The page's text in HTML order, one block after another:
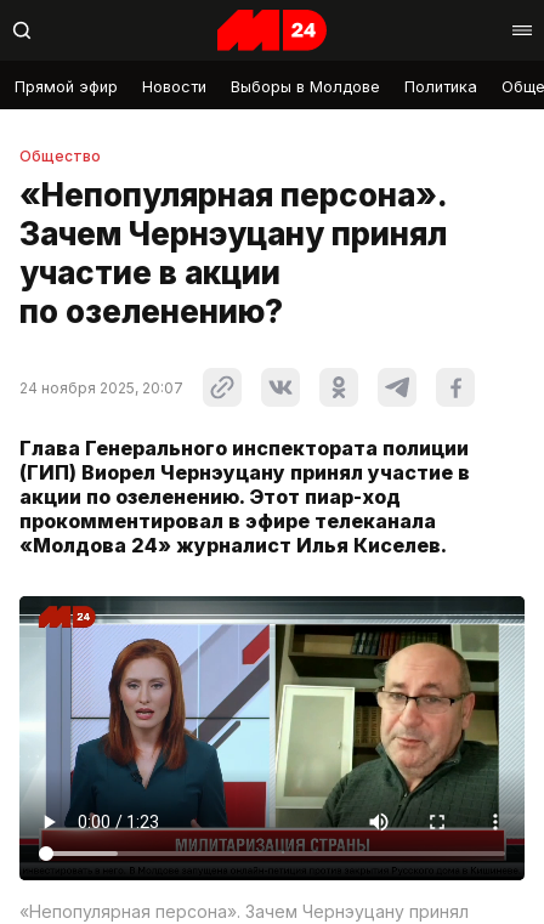
Прямой эфир Новости Выборы в Молдове Политика
Общество
«Непопулярная персона».
Зачем Чернэуцану принял
участие в акции
по озеленению?
24 ноября 2025, 20:07
Глава Генерального инспектората полиции
(ГИП) Виорел Чернэуцану принял участие в
акции по озеленению. Этот пиар-ход
прокомментировал в эфире телеканала
«Молдова 24» журналист Илья Киселев.
«Непопулярная персона». Зачем Чернэуцану принял